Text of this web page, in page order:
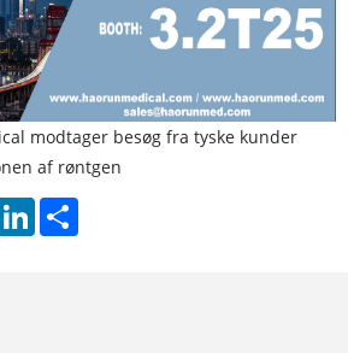
modtager besøg fra tyske kunder
af ​​røntgen
LinkedIn